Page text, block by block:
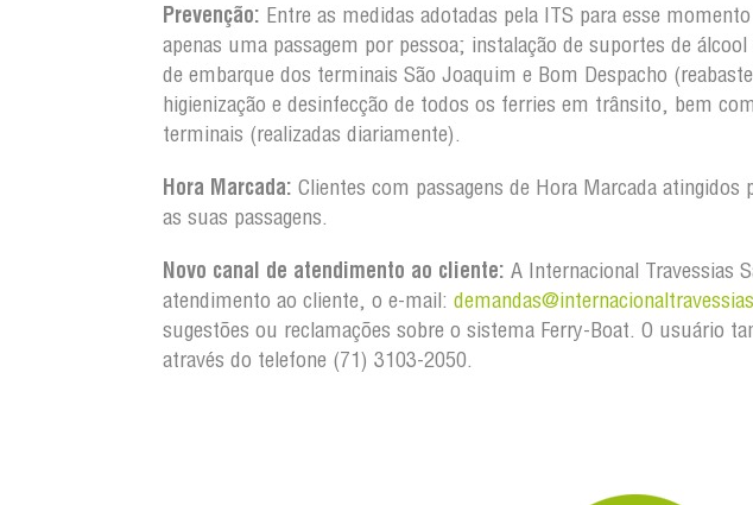
Prevenção: Entre as medidas adotadas pela ITS para esse
apenas uma passagem por pessoa; instalação de suportes de
de embarque dos terminais São Joaquim e Bom Despacho
higienização e desinfecção de todos os ferries em trânsito, bem
terminais (realizadas diariamente).
Hora Marcada: Clientes com passagens de Hora Marcada atingidos
as suas passagens.
Novo canal de atendimento ao cliente: A Internacional Travessias
atendimento ao cliente, o e-mail:
sugestões ou reclamações sobre o sistema Ferry-Boat. O usuário
através do telefone (71) 3103-2050.